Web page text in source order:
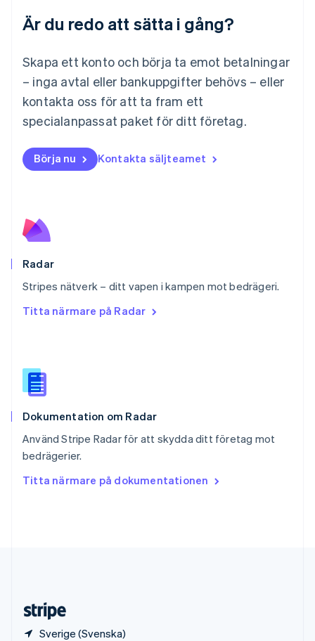
Är du redo att sätta i gång?
Skapa ett konto och börja ta emot betalningar
– inga avtal eller bankuppgifter behövs – eller
kontakta oss för att ta fram ett
specialanpassat paket för ditt företag.
Börja nu Kontakta säljteamet
Radar
Stripes nätverk – ditt vapen i kampen mot bedrägeri.
Titta närmare på Radar
Dokumentation om Radar
Använd Stripe Radar för att skydda ditt företag mot
bedrägerier.
Titta närmare på dokumentationen
Sverige (Svenska)
Malta
English
Español English
Nederländerna
Nederlands English
Norge
English
Nya Zeeland
Polen
English
English
Schweiz
Singapore
English简体中文
English
Español
Storbritannien
Sverige
Thailand
ไทยEnglish
English